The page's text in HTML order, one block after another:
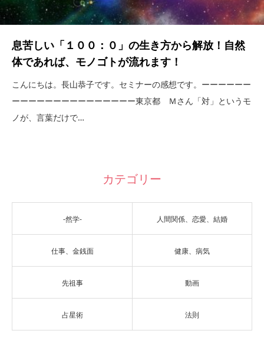
息苦しい「１００：０」の生き方から解放！自然
体であれば、モノゴトが流れます！
こんにちは。長山恭子です。セミナーの感想です。ーーーーーー
ーーーーーーーーーーーーーーー東京都 Ｍさん「対」というモ
ノが、言葉だけで…
カテゴリー
-然学- 人間関係、恋愛、結婚
仕事、金銭面 健康、病気
先祖事 動画
占星術 法則